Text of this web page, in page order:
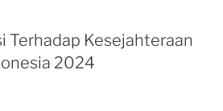
Terhadap Kesejahteraan
2024